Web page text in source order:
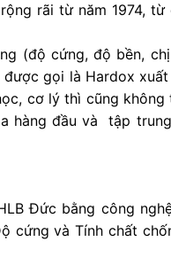
rãi từ năm 1974,
(độ cứng, độ bền,
được gọi là Hardox
cơ lý thì cũng không
hàng đầu và tập
Đức bằng công
cứng và Tính chất